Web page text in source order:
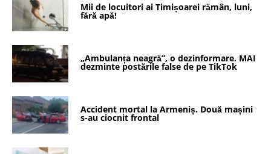
Mii de locuitori ai Timișoarei rămân, luni,
fără apă!
„Ambulanța neagră”, o dezinformare. MAI
dezminte postările false de pe TikTok
Accident mortal la Armeniș. Două mașini
s-au ciocnit frontal